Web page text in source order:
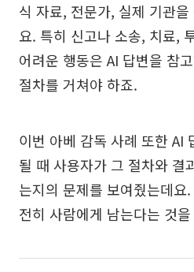
식 자료, 전문가, 실제 기관
요. 특히 신고나 소송, 치료,
어려운 행동은 AI 답변을 참
절차를 거쳐야 하죠.
이번 아베 감독 사례 또한 AI
될 때 사용자가 그 절차와 결
는지의 문제를 보여줬는데요
전히 사람에게 남는다는 것